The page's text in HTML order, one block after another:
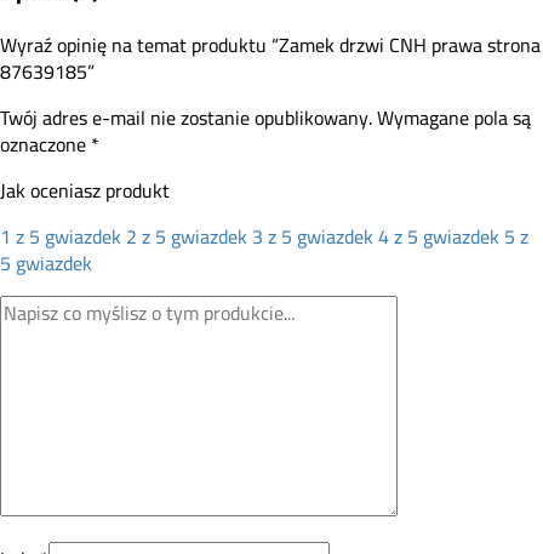
Wyraź opinię na temat produktu “Zamek drzwi CNH prawa strona
87639185”
Twój adres e-mail nie zostanie opublikowany.Wymagane pola są
oznaczone*
Jak oceniasz produkt
1 z 5 gwiazdek2 z 5 gwiazdek3 z 5 gwiazdek4 z 5 gwiazdek5 z
5 gwiazdek